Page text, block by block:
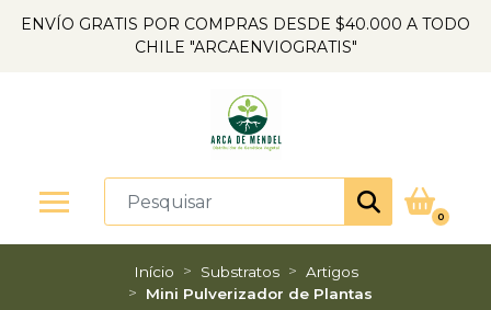
ENVÍO GRATIS POR COMPRAS DESDE $40.000 A TODO
CHILE "ARCAENVIOGRATIS"
0
Início Substratos
Artigos
Mini Pulverizador de Plantas